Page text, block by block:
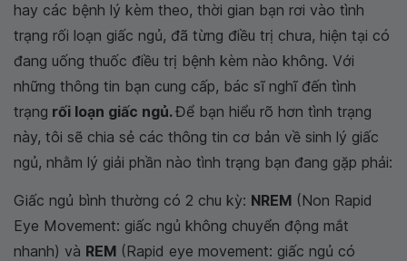
hay các bệnh lý kèm theo, thời gian bạn rơi vào tình
trạng rối loạn giấc ngủ, đã từng điều trị chưa, hiện tại có
đang uống thuốc điều trị bệnh kèm nào không. Với
những thông tin bạn cung cấp, bác sĩ nghĩ đến tình
trạng rối loạn giấc ngủ.Để bạn hiểu rõ hơn tình trạng
này, tôi sẽ chia sẻ các thông tin cơ bản về sinh lý giấc
ngủ, nhằm lý giải phần nào tình trạng bạn đang gặp phải:
Giấc ngủ bình thường có 2 chu kỳ: NREM (Non Rapid
Eye Movement: giấc ngủ không chuyển động mắt
nhanh) và REM (Rapid eye movement: giấc ngủ có